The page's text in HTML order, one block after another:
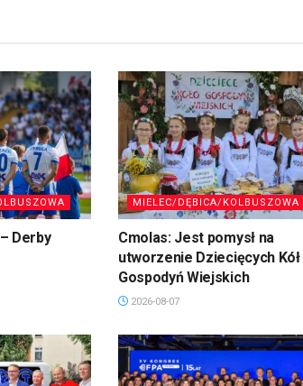
Derby
MIELEC/DĘBICA/KOLBUSZOWA
Cmolas: Jest pomysł na
utworzenie Dziecięcych Kół
Gospodyń Wiejskich
2026-08-07